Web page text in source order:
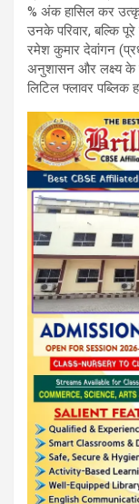
b
o
o
k
er
% अंक हासिल कर
उनके परिवार, बल्कि
रमेश कुमार देवांगन
अनुशासन और लक्ष्य के
लिटिल फ्लावर पब्लिक